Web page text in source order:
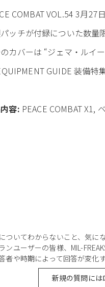
COMBAT VOL.54 3月27
ッチが付録についた数量
カバーは “ジェマ・ルイー
GUIDE 装備特
容: PEACE COMBAT X1,
ついてわからないこと、気に
ンユーザーの皆様、MIL-
者や時期によって回答が変化
新規の質問には